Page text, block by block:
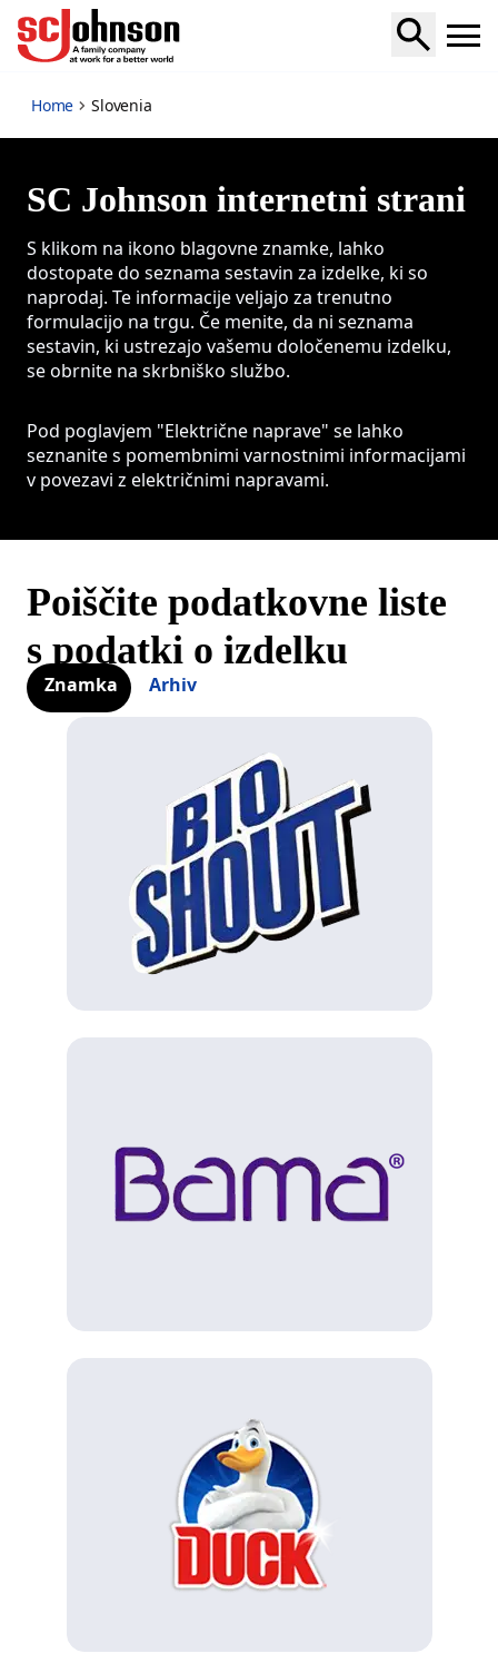
Slovenia
Home Slovenia
SC Johnson internetni strani
S klikom na ikono blagovne znamke, lahko
dostopate do seznama sestavin za izdelke, ki so
naprodaj. Te informacije veljajo za trenutno
formulacijo na trgu. Če menite, da ni seznama
sestavin, ki ustrezajo vašemu določenemu izdelku,
se obrnite na skrbniško službo.
Pod poglavjem "Električne naprave" se lahko
seznanite s pomembnimi varnostnimi informacijami
v povezavi z električnimi napravami.
Poiščite podatkovne liste
s podatki o izdelku
Znamka Arhiv